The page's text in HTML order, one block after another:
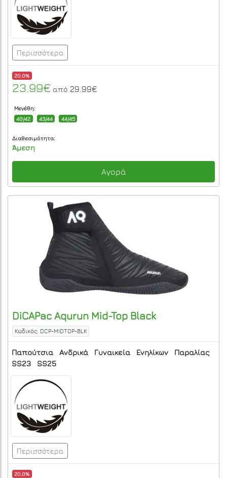
Περισσότερα
20.0%
23.99€ από 29.99€
Μεγέθη:
40/42
43/44 44/45
Διαθεσιμότητα:
Άμεση
Αγορά
DiCAPac Aqurun Mid-Top Black
Κωδικός: DCP-MIDTOP-BLK
Παπούτσια Ανδρικά Γυναικεία Ενηλίκων
Παραλίας
SS23
SS25
Περισσότερα
20.0%